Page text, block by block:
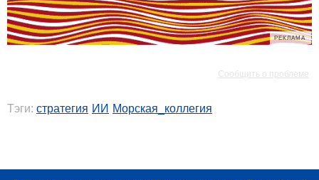
РЕКЛАМА
Сообщить о проблеме
Тэги: стратегия ИИ Морская_коллегия